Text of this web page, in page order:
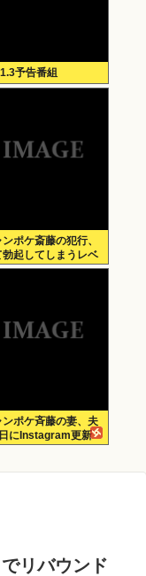
予告番組
ンポケ斎藤の犯行、
起してしまうレベ
ンポケ斉藤の妻、夫
にInstagram更新
リバウンド